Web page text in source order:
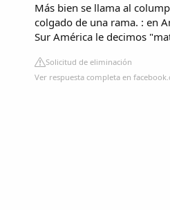
Más bien se llama al
colgado de una rama. : en
Sur América le decimos
Solicitud de eliminación
Ver respuesta completa en